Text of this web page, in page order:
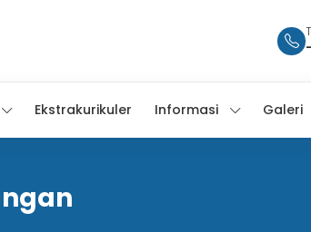
-
Ekstrakurikuler Informasi Galeri